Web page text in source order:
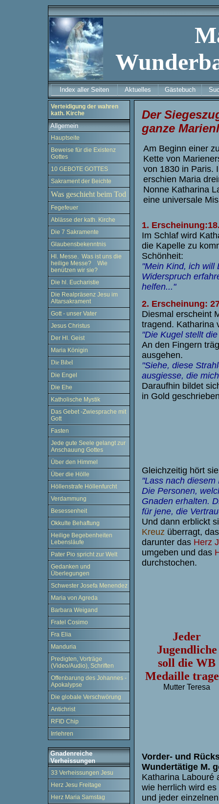
Index aller Seiten Aktuelles Gästebuch
Verteidigung der wahren
kath. Kirche
Allgemein
Hauptseite
Beweise für die Existenz
Gottes
10 GEBOTE GOTTES
Sakrament der Beichte
Was geschieht beim Tod
Fegefeuer
Ablässe der kath. Kirche
Die 7 Sakramente
Glaubensbekenntnis
Hl. Messe. Was ist uns die
heilige Messe? Wie
benützen wir sie?
Die hl. Eucharistie
Die Realpräsenz Jesu im
Altarsakrament
Gott - unser Vater
Jesus Christus
Der Hl. Geist
Maria Königin
Die Bibel
Die Engel
Die Ehe
Katholische Mystik
Das Gebet -Zwiesprache mit
Gott
Fasten
Jede gute Seele gelangt zur
Anschauung Gottes
Über den Himmel
Über die Hölle
Höllenstrafe Höllenfurcht
Verdammung
Besessenheit
Okkulte Behaftung
Heilige Begebenheiten
Lebensläufe
Pater Pio spricht zur Welt
Gedanken und
Überlegungen
Schwester Josefa Menendez
Maria von Agreda
Barbara Weigand
Fratel Cosimo
Fra Elia
Manduria
Predigten, Vorträge
(Video/Audio), Schriften
Offenbarung des Johannes -
Apokalypse
Die globale Verschwörung
Antichrist
RFID Chip
Irrlehren
Gnadenreiche
Verheissungen
33 Verheissungen Jesu
Herz Jesu Freitage
Herz Maria Samstag
Der
ganze
Am Beginn einer
Kette von
von 1830 in Paris.
erschien Maria
Nonne Katharina
eine universale
1.
Im Schlaf wird
die Kapelle zu
Schönheit:
"Mein Kind, ich will
Widerspruch
helfen..."
2. Erscheinung:
Diesmal erscheint
tragend. Katharina
"Die Kugel stellt
An den Fingern
ausgehen.
"Siehe, diese
ausgiesse, die
Daraufhin bildet
in Gold
Gleichzeitig hört
"Lass nach
Die Personen,
Gnaden erhalten.
für jene, die
Und dann erblickt
Kreuz überragt,
darunter das Herz
umgeben und das
durchstochen.
Jeder
Jugendliche
soll die WB
Medaille
Mutter Teresa
Vorder- und
Wundertätige M.
Katharina Labouré
wie herrlich wird
und jeder